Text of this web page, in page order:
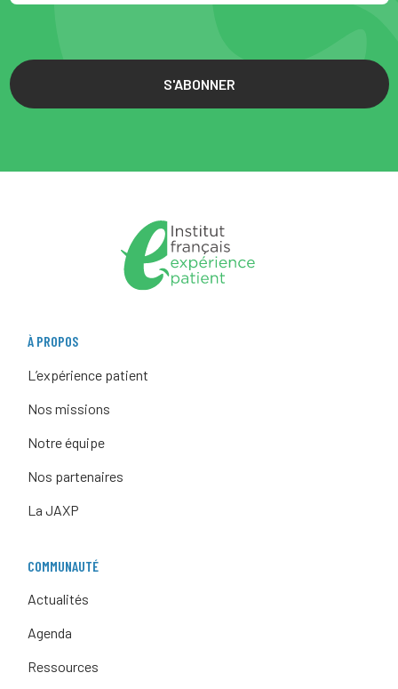
S'ABONNER
À PROPOS
L’expérience patient
Nos missions
Notre équipe
Nos partenaires
La JAXP
COMMUNAUTÉ
Actualités
Agenda
Ressources